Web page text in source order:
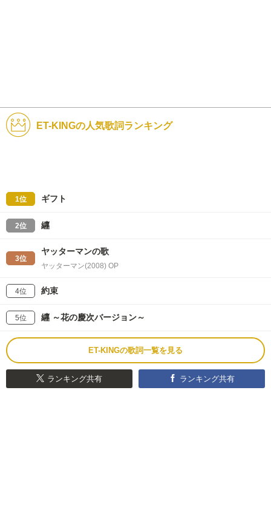
ET-KINGの人気歌詞ランキング
1位 ギフト
2位 纒
3位
ヤッターマンの歌
ヤッターマン(2008) OP
4位 約束
5位 纒 ～花の慶次バージョン～
ET-KINGの歌詞一覧を見る
ランキング共有 ランキング共有